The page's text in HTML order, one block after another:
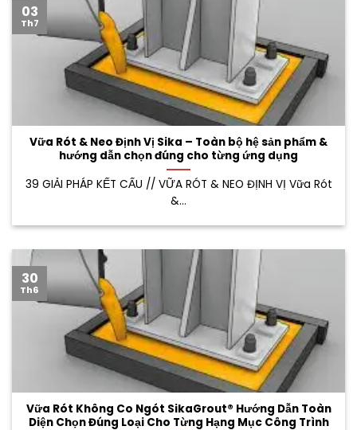
Vữa Rót & Neo Định Vị Sika – Toàn bộ hệ sản phẩm &
hướng dẫn chọn đúng cho từng ứng dụng
39 GIẢI PHÁP KẾT CẤU // VỮA RÓT & NEO ĐỊNH VỊ Vữa Rót
&...
03
Th7
Vữa Rót Không Co Ngót SikaGrout® Hướng Dẫn Toàn
Diện Chọn Đúng Loại Cho Từng Hạng Mục Công Trình
30
Th6